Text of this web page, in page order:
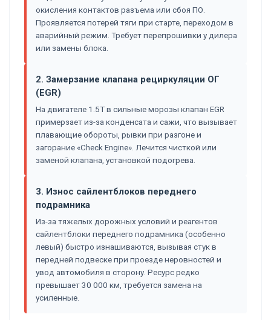
окисления контактов разъема или сбоя ПО.
Проявляется потерей тяги при старте, переходом в
аварийный режим. Требует перепрошивки у дилера
или замены блока.
2. Замерзание клапана рециркуляции ОГ
(EGR)
На двигателе 1.5T в сильные морозы клапан EGR
примерзает из-за конденсата и сажи, что вызывает
плавающие обороты, рывки при разгоне и
загорание «Check Engine». Лечится чисткой или
заменой клапана, установкой подогрева.
3. Износ сайлентблоков переднего
подрамника
Из-за тяжелых дорожных условий и реагентов
сайлентблоки переднего подрамника (особенно
левый) быстро изнашиваются, вызывая стук в
передней подвеске при проезде неровностей и
увод автомобиля в сторону. Ресурс редко
превышает 30 000 км, требуется замена на
усиленные.